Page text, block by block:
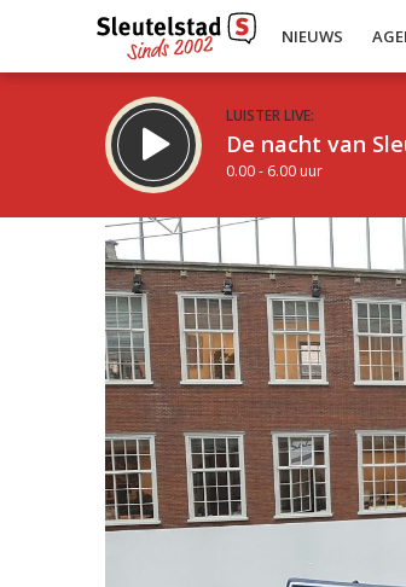
NIEUWS
LUISTER LIVE:
De nacht van
0.00 - 6.00 uur
Inklappen